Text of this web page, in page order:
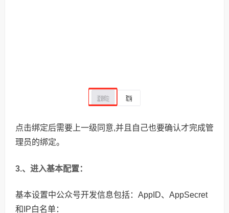
点击绑定后需要上一级同意,并且自己也要确认才完成管
理员的绑定。
3.、进入基本配置：
基本设置中公众号开发信息包括：AppID、AppSecret
和IP白名单：